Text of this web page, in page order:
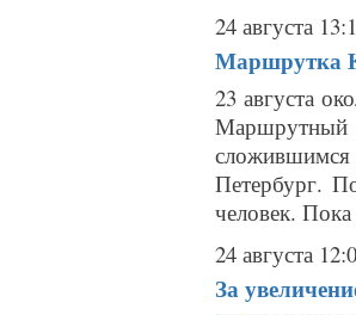
24 августа
Маршрутка
23 августа
Маршрутный
Петербург.
человек. Пока
24 августа
За